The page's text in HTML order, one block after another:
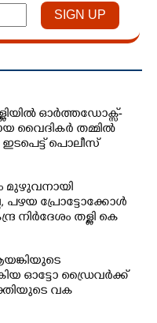
ഓർത്തഡോക്സ്-
വൈദികർ തമ്മിൽ
പൊലീസ്
മുഴുവനായി
പഴയ പ്രോട്ടോക്കോൾ
നിർദേശം തള്ളി കെ
ഓട്ടോ ഡ്രൈവർക്ക്
വക